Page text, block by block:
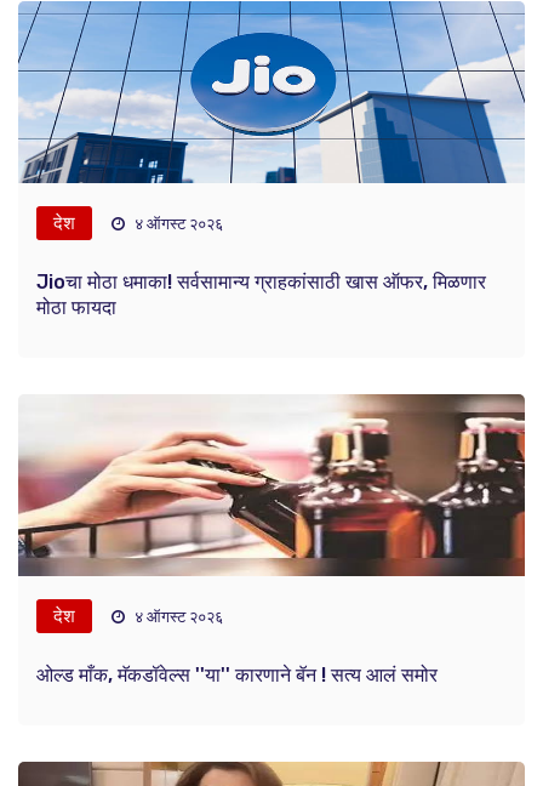
देश ४ ऑगस्ट २०२६
Jioचा मोठा धमाका! सर्वसामान्य ग्राहकांसाठी खास ऑफर, मिळणार
मोठा फायदा
देश ४ ऑगस्ट २०२६
ओल्ड माँक, मॅकडॉवेल्स ''या'' कारणाने बॅन ! सत्य आलं समोर